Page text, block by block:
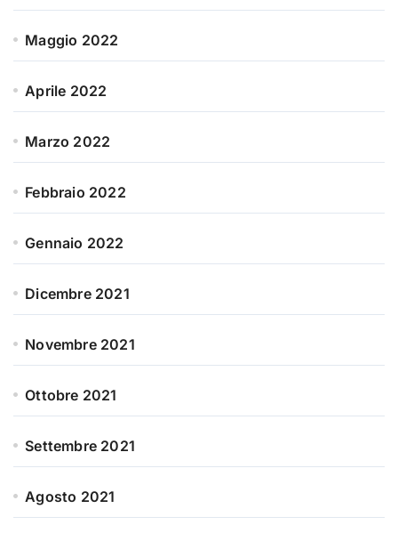
Maggio 2022
Aprile 2022
Marzo 2022
Febbraio 2022
Gennaio 2022
Dicembre 2021
Novembre 2021
Ottobre 2021
Settembre 2021
Agosto 2021